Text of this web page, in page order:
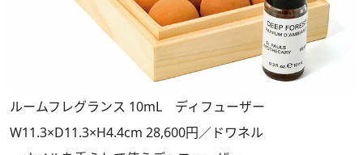
ルームフレグランス 10mL ディフューザー
W11.3×D11.3×H4.4cm 28,600円／ドワネル